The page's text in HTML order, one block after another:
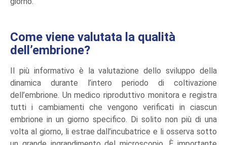
Come viene valutata la qualità
dell’embrione?
Il più informativo è la valutazione dello sviluppo della
dinamica durante l’intero periodo di coltivazione
dell’embrione. Un medico riproduttivo monitora e registra
tutti i cambiamenti che vengono verificati in ciascun
embrione in un giorno specifico. Di solito non più di una
volta al giorno, li estrae dall’incubatrice e li osserva sotto